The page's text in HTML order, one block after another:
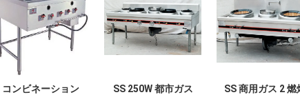
コンビネーション
SS 250W 都市ガス
SS 商用ガス 2 燃